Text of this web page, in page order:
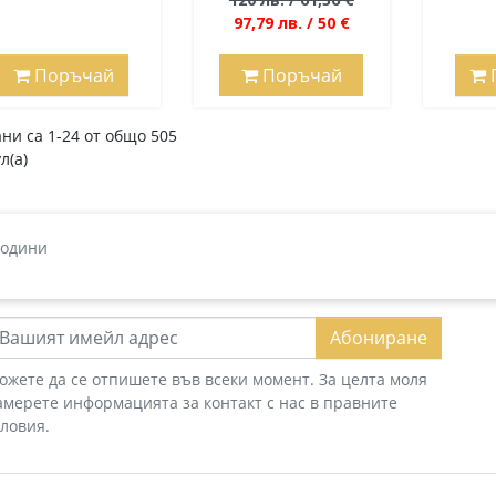
Поръчай
97,79 лв. / 50 €
Поръчай
са 1-24 от общо 505
Абониране
да се отпишете във всеки момент. За целта моля
информацията за контакт с нас в правните